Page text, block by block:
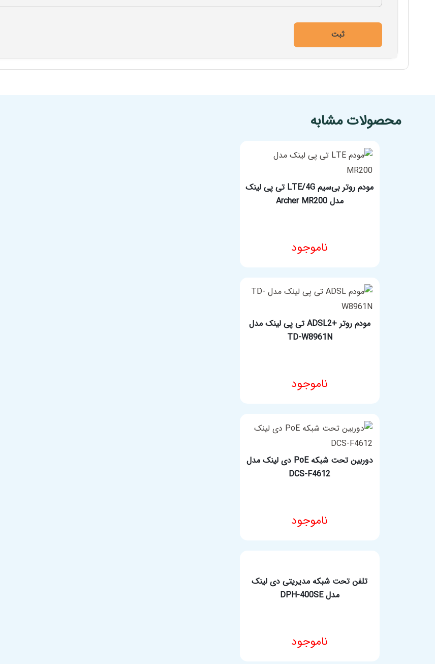
محصولات مشابه
مودم روتر بی‌سیم LTE/4G تی پی لینک
مدل Archer MR200
ناموجودانتخاب گزینه ها
مودم روتر +ADSL2 تی پی لینک مدل
TD-W8961N
ناموجود
مشخصات فنی محصول
دوربین تحت شبکه PoE دی لینک مدل
DCS-F4612
ناموجود
مشخصات فنی محصول
تلفن تحت شبکه مدیریتی دی لینک
مدل DPH-400SE
ناموجود
مشخصات فنی محصول